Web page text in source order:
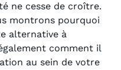
ne cesse de croître.
montrons pourquoi
alternative à
comment il
au sein de votre